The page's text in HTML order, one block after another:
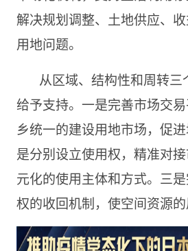
解决规划调整、土地供应、
用地问题。
从区域、结构性和周转三
给予支持。一是完善市场交
乡统一的建设用地市场，促
是分别设立使用权，精准对
元化的使用主体和方式。三
权的收回机制，使空间资源的